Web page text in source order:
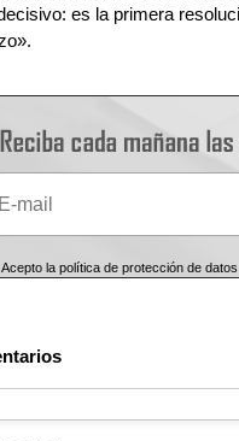
es la primera
Acepto la política de protección de